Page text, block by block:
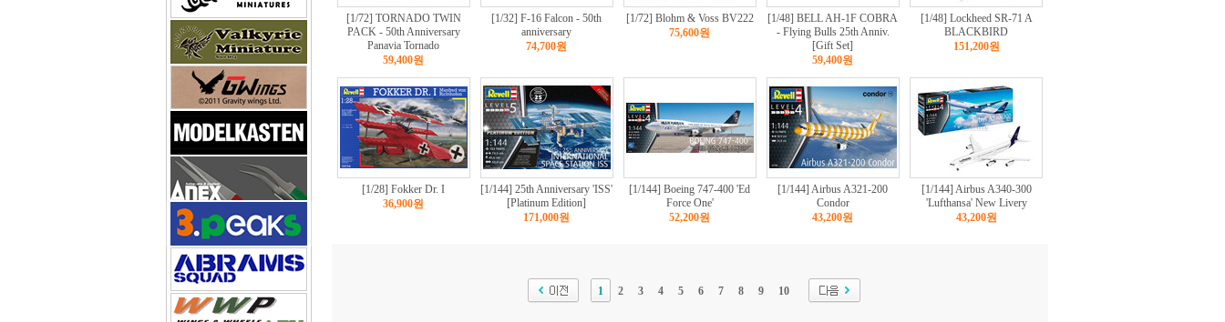
[1/72] TORNADO TWIN
PACK - 50th Anniversary
Panavia Tornado
59,400원
[1/32] F-16 Falcon - 50th
anniversary
74,700원
[1/72] Blohm & Voss BV222
75,600원
[1/48] BELL AH-1F COBRA
- Flying Bulls 25th Anniv.
[Gift Set]
59,400원
[1/48] Lockheed SR-71 A
BLACKBIRD
151,200원
[1/28] Fokker Dr. I
36,900원
[1/144] 25th Anniversary 'ISS'
[Platinum Edition]
171,000원
[1/144] Boeing 747-400 'Ed
Force One'
52,200원
[1/144] Airbus A321-200
Condor
43,200원
[1/144] Airbus A340-300
'Lufthansa' New Livery
43,200원
1 2 3 4 5 6 7 8 9 10